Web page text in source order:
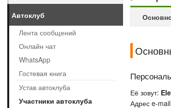
Её зовут:
Адрес e-
Автоклуб
Лента сообщений
Онлайн чат
WhatsApp
Гостевая книга
Устав автоклуба
Участники автоклуба